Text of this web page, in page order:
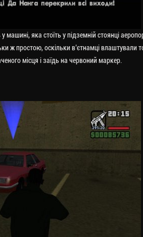
яка стоїть у підземній стоянці
ж простою, оскільки в’єтнамці влаштували
місця і заїдь на червоний маркер.